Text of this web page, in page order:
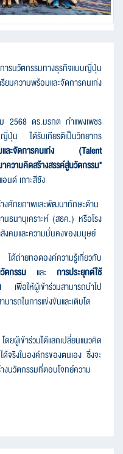
นวัตกรรมทางธุรกิจแบบญี่ปุ่น
มความพร้อมและจัดการคนเก่ง
ดร.มรกต กำแพงเพชร
ญี่ปุ่น ได้รับเกียรติเป็นวิทยากร
มและจัดการคนเก่ง (Talent
ความคิดสร้างสรรค์สู่นวัตกรรม"
นด์ เกาะสีชัง
างศักยภาพและพัฒนาทักษะด้าน
ธนานุเคราะห์ (สธค.) หรือโรง
งคมและความมั่นคงของมนุษย์
ายทอดองค์ความรู้เกี่ยวกับ
ตกรรม และ การประยุกต์ใช้
เพื่อให้ผู้เข้าร่วมสามารถนำไป
รถในการแข่งขันและเติบโต
ยผู้เข้าร่วมได้แลกเปลี่ยนแนวคิด
ด้จริงในองค์กรของตนเอง ซึ่งจะ
งนวัตกรรมที่ตอบโจทย์ความ